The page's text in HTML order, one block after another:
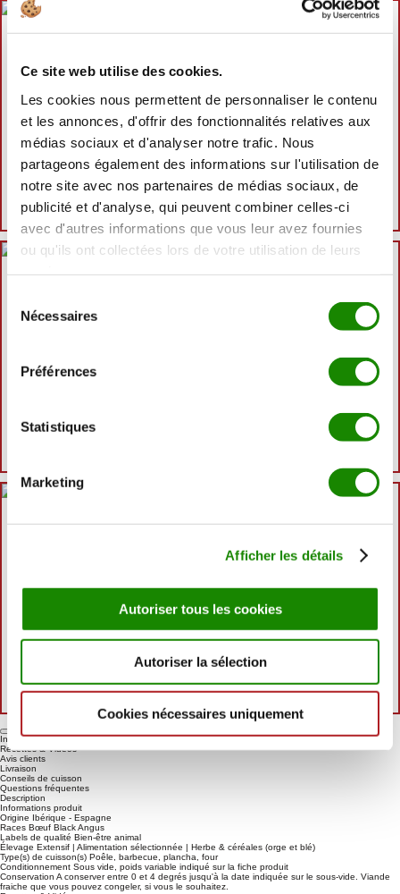
Ce site web utilise des cookies.
Les cookies nous permettent de personnaliser le contenu
et les annonces, d'offrir des fonctionnalités relatives aux
médias sociaux et d'analyser notre trafic. Nous
partageons également des informations sur l'utilisation de
notre site avec nos partenaires de médias sociaux, de
publicité et d'analyse, qui peuvent combiner celles-ci
avec d'autres informations que vous leur avez fournies
ou qu'ils ont collectées lors de votre utilisation de leurs
Nécessaires
Préférences
Statistiques
Marketing
Afficher les détails
Autoriser tous les cookies
Autoriser la sélection
Cookies nécessaires uniquement
1,3kg | 58,96 €
soit 44,00 €/kg
BRISKET | BLACK ANGUS
6,0kg | 150,00 €
Informations produit
Recettes & Vidéos
Avis clients
Livraison
Conseils de cuisson
Questions fréquentes
Description
Informations produit
Origine Ibérique - Espagne
Races Bœuf Black Angus
Labels de qualité Bien-être animal
Élevage Extensif | Alimentation sélectionnée | Herbe & céréales (orge et blé)
Type(s) de cuisson(s) Poêle, barbecue, plancha, four
Conditionnement Sous vide, poids variable indiqué sur la fiche produit
Conservation A conserver entre 0 et 4 degrés jusqu'à la date indiquée sur le sous-vide. Viande
fraiche que vous pouvez congeler, si vous le souhaitez.